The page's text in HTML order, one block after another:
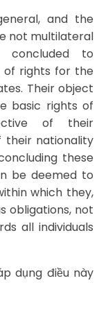
and the
not multilateral
to
of rights for the
Their object
basic rights of
of their
their nationality
these
be deemed to
which they,
obligations, not
all individuals
dụng điều này